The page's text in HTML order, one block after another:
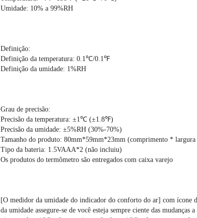
Umidade: 10% a 99%RH
Definição:
Definição da temperatura: 0.1℃/0.1℉
Definição da umidade: 1%RH
Grau de precisão:
Precisão da temperatura: ±1℃ (±1.8℉)
Precisão da umidade: ±5%RH (30%-70%)
Tamanho do produto: 80mm*59mm*23mm (comprimento *
Tipo da bateria: 1.5VAAA*2 (não incluiu)
Os produtos do termômetro são entregados com caixa varejo
[O medidor da umidade do indicador do conforto do ar] com ícone
da umidade assegure-se de você esteja sempre ciente das